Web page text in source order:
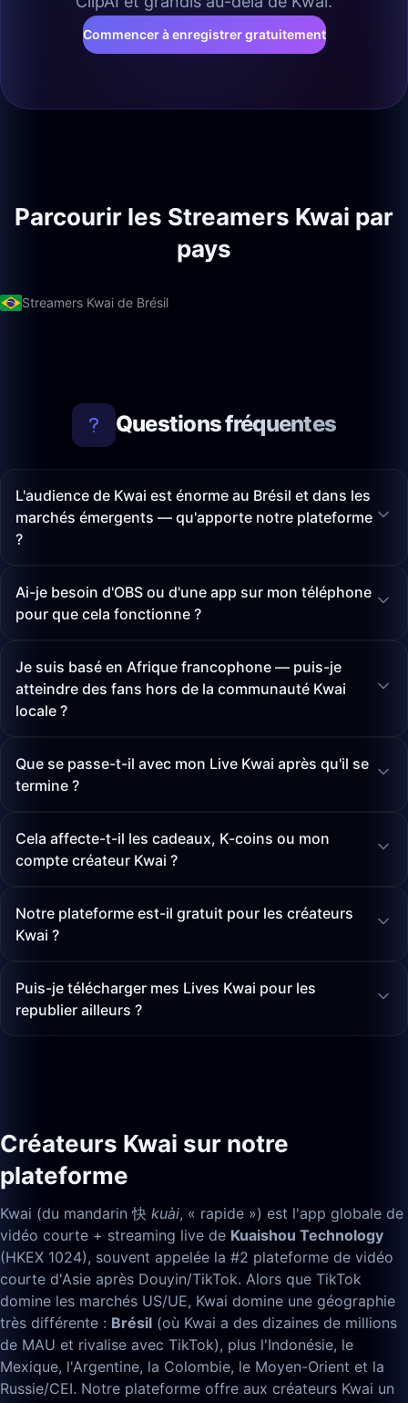
Commencer à enregistrer gratuitement
Parcourir les Streamers Kwai par
pays
Streamers Kwai de Brésil
Questions fréquentes
L'audience de Kwai est énorme au Brésil et dans les
marchés émergents — qu'apporte notre plateforme
?
Ai-je besoin d'OBS ou d'une app sur mon téléphone
pour que cela fonctionne ?
Je suis basé en Afrique francophone — puis-je
atteindre des fans hors de la communauté Kwai
locale ?
Que se passe-t-il avec mon Live Kwai après qu'il se
termine ?
Cela affecte-t-il les cadeaux, K-coins ou mon
compte créateur Kwai ?
Notre plateforme est-il gratuit pour les créateurs
Kwai ?
Puis-je télécharger mes Lives Kwai pour les
republier ailleurs ?
Créateurs Kwai sur notre
plateforme
Kwai (du mandarin 快 kuài, « rapide ») est l'app globale de
vidéo courte + streaming live de Kuaishou Technology
(HKEX 1024), souvent appelée la #2 plateforme de vidéo
courte d'Asie après Douyin/TikTok. Alors que TikTok
domine les marchés US/UE, Kwai domine une géographie
très différente : Brésil (où Kwai a des dizaines de millions
de MAU et rivalise avec TikTok), plus l'Indonésie, le
Mexique, l'Argentine, la Colombie, le Moyen-Orient et la
Russie/CEI. Notre plateforme offre aux créateurs Kwai un